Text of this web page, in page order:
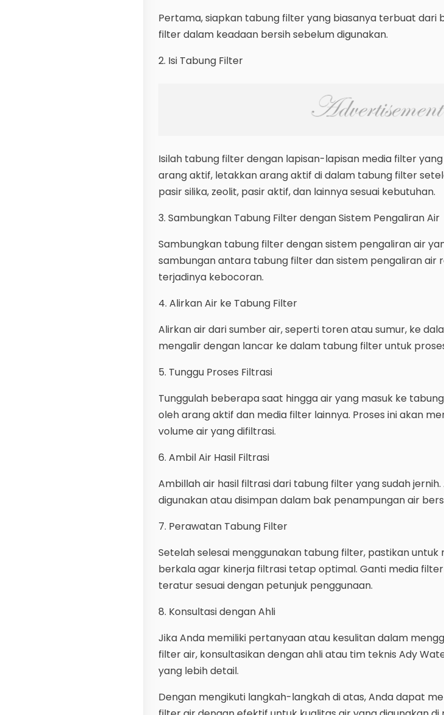
Pertama, siapkan tabung filter yang biasanya terbuat dari
filter dalam keadaan bersih sebelum digunakan.
2. Isi Tabung Filter
Isilah tabung filter dengan lapisan-lapisan media filter
arang aktif, letakkan arang aktif di dalam tabung filter
pasir silika, zeolit, pasir aktif, dan lainnya sesuai kebutuhan.
3. Sambungkan Tabung Filter dengan Sistem Pengaliran Air
Sambungkan tabung filter dengan sistem pengaliran air
sambungan antara tabung filter dan sistem pengaliran air
terjadinya kebocoran.
4. Alirkan Air ke Tabung Filter
Alirkan air dari sumber air, seperti toren atau sumur, ke
mengalir dengan lancar ke dalam tabung filter untuk
5. Tunggu Proses Filtrasi
Tunggulah beberapa saat hingga air yang masuk ke
oleh arang aktif dan media filter lainnya. Proses ini akan
volume air yang difiltrasi.
6. Ambil Air Hasil Filtrasi
Ambillah air hasil filtrasi dari tabung filter yang sudah
digunakan atau disimpan dalam bak penampungan air
7. Perawatan Tabung Filter
Setelah selesai menggunakan tabung filter, pastikan
berkala agar kinerja filtrasi tetap optimal. Ganti media
teratur sesuai dengan petunjuk penggunaan.
8. Konsultasi dengan Ahli
Jika Anda memiliki pertanyaan atau kesulitan dalam
filter air, konsultasikan dengan ahli atau tim teknis Ady
yang lebih detail.
Dengan mengikuti langkah-langkah di atas, Anda dapat